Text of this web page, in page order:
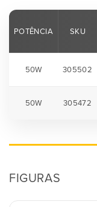
POTÊNCIA SKU
50W 305502
50W 305472
FIGURAS